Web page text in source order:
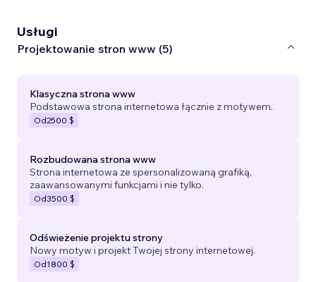
Usługi
Projektowanie stron www (5)
Klasyczna strona www
Podstawowa strona internetowa łącznie z motywem.
Od2500 $
Rozbudowana strona www
Strona internetowa ze spersonalizowaną grafiką,
zaawansowanymi funkcjami i nie tylko.
Od3500 $
Odświeżenie projektu strony
Nowy motyw i projekt Twojej strony internetowej.
Od1800 $